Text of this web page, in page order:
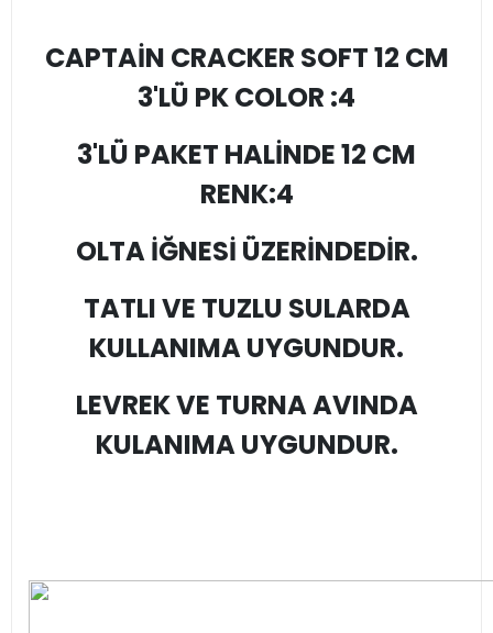
CAPTAİN CRACKER SOFT 12 CM
3'LÜ PK COLOR :4
3'LÜ PAKET HALİNDE 12 CM
RENK:4
OLTA İĞNESİ ÜZERİNDEDİR.
TATLI VE TUZLU SULARDA
KULLANIMA UYGUNDUR.
LEVREK VE TURNA AVINDA
KULANIMA UYGUNDUR.